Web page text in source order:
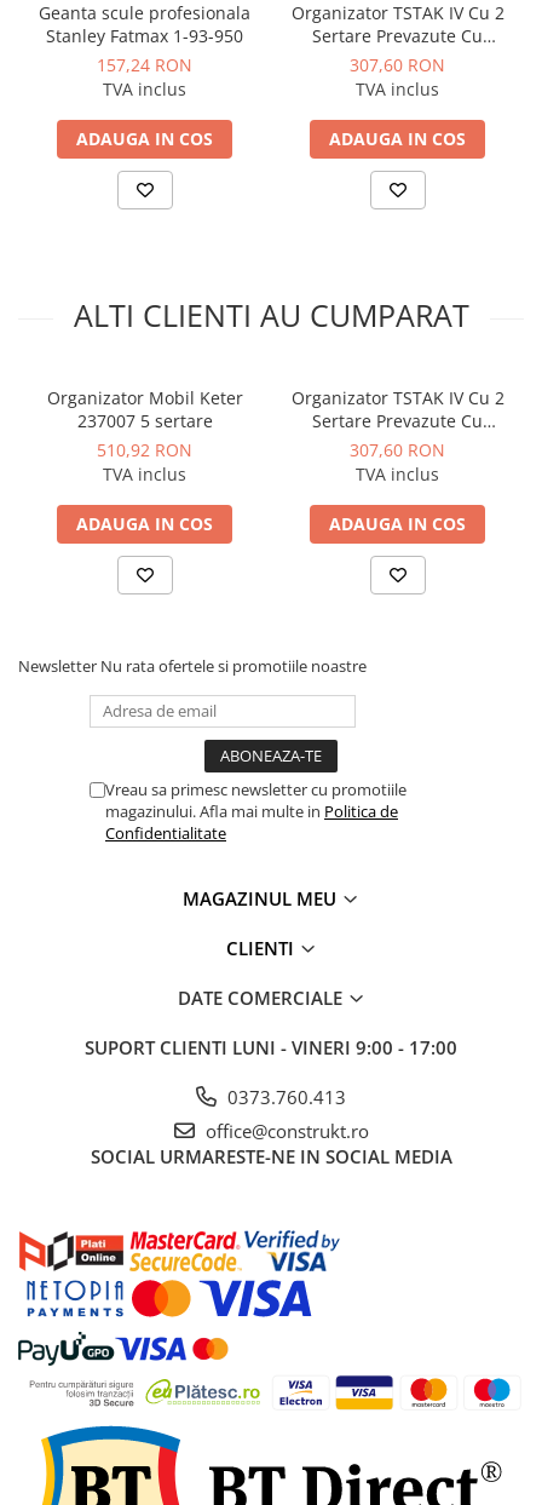
Aparate sudura si dispozitive gaz
Izolatii tehnice
Izolatii pentru sisteme solare
Izolatii pentru tevi si conducte
Polistiren expandat
automatizare
Grupuri de circulatie
Manometre, presostate si
termostate
Regulatoare electronice
Vane si servomotoare
Servoregulatoare
Termostate pentru ventilo-
Ventile termice de amestec
Traductoare
UPS-uri si stabilizatoare de
Ventile liniare
Ventile electromagnetice
Termostate aplicatii industriale
Accesorii pentru echipamente
Echipamente pentru tratarea si
Pompe pentru piscine
Vase de expansiune pentru
hidrofor
Grupuri de pompare apa
Rezervoare apa si accesorii stocare
Echipamente de filtrare si
dedurizare apa
Contoare de apa - Apometre
Camine apometru
Geanta scule profesionala
Stanley Fatmax 1-93-950
157,24 RON
TVA inclus
ADAUGA IN COS
Organizator TSTAK IV Cu 2
Sertare Prevazute Cu
Separatoare Ajustabile
DeWalt DWST1-70706
307,60 RON
TVA inclus
ADAUGA IN COS
ALTI CLIENTI AU CUMPARAT
Organizator Mobil Keter
237007 5 sertare
510,92 RON
TVA inclus
ADAUGA IN COS
Organizator TSTAK IV Cu 2
Sertare Prevazute Cu
Separatoare Ajustabile
DeWalt DWST1-70706
307,60 RON
TVA inclus
ADAUGA IN COS
Newsletter Nu rata ofertele si promotiile noastre
Vreau sa primesc newsletter cu promotiile
magazinului. Afla mai multe in Politica de
Confidentialitate
MAGAZINUL MEU
CLIENTI
DATE COMERCIALE
SUPORT CLIENTI LUNI - VINERI 9:00 - 17:00
0373.760.413
office@construkt.ro
SOCIAL URMARESTE-NE IN SOCIAL MEDIA